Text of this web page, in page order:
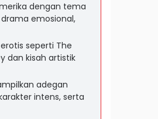
dengan tema
emosional,
seperti The
dan kisah artistik
adegan
intens, serta